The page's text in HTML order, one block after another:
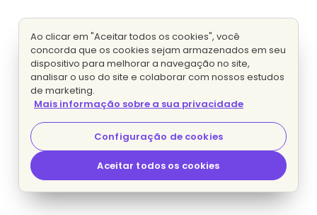
Ao clicar em "Aceitar todos os cookies", você
concorda que os cookies sejam armazenados em seu
dispositivo para melhorar a navegação no site,
analisar o uso do site e colaborar com nossos estudos
de marketing.
Mais informação sobre a sua privacidade
Configuração de cookies
Aceitar todos os cookies